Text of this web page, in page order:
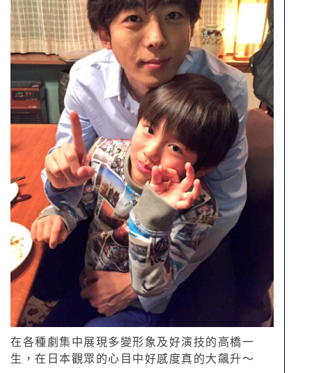
在各種劇集中展現多變形象及好演技的高橋一
生，在日本觀眾的心目中好感度真的大飆升～